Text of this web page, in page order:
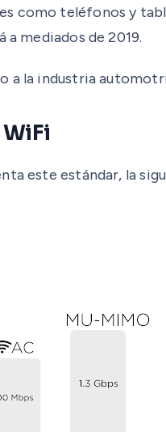
como teléfonos y
mediados de 2019.
la industria
este estándar, la